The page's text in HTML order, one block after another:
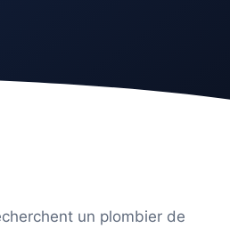
un plombier de